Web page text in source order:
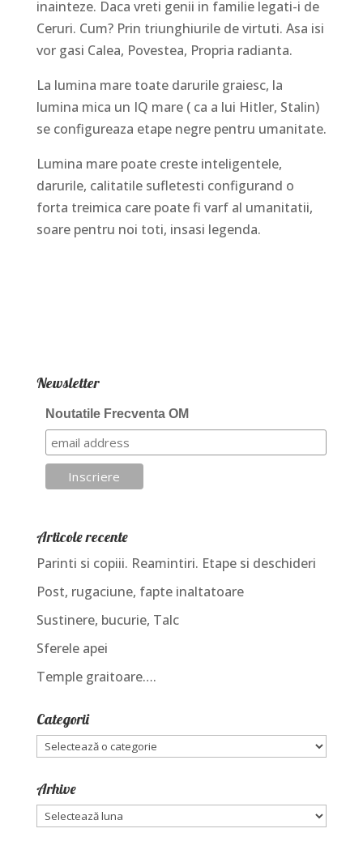
inainteze. Daca vreti genii in familie legati-i de
Ceruri. Cum? Prin triunghiurile de virtuti. Asa isi
vor gasi Calea, Povestea, Propria radianta.
La lumina mare toate darurile graiesc, la
lumina mica un IQ mare ( ca a lui Hitler, Stalin)
se configureaza etape negre pentru umanitate.
Lumina mare poate creste inteligentele,
darurile, calitatile sufletesti configurand o
forta treimica care poate fi varf al umanitatii,
soare pentru noi toti, insasi legenda.
Newsletter
Noutatile Frecventa OM
Articole recente
Parinti si copiii. Reamintiri. Etape si deschideri
Post, rugaciune, fapte inaltatoare
Sustinere, bucurie, Talc
Sferele apei
Temple graitoare….
Categorii
Categorii
Arhive
Arhive